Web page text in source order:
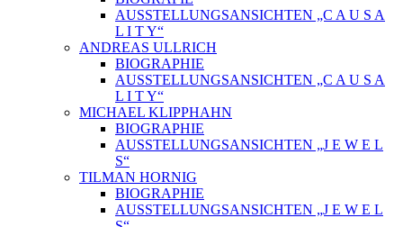
AUSSTELLUNGSANSICHTEN „C A U S A
L I T Y“
ANDREAS ULLRICH
BIOGRAPHIE
AUSSTELLUNGSANSICHTEN „C A U S A
L I T Y“
MICHAEL KLIPPHAHN
BIOGRAPHIE
AUSSTELLUNGSANSICHTEN „J E W E L
S“
TILMAN HORNIG
BIOGRAPHIE
AUSSTELLUNGSANSICHTEN „J E W E L